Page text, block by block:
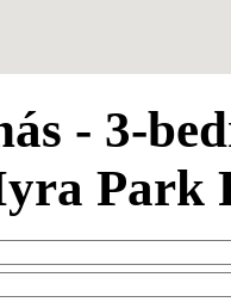
- 3-
Park